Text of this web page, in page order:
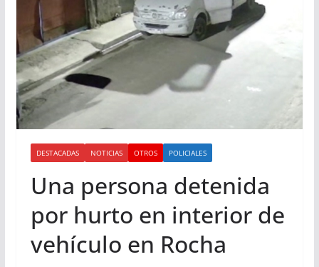
DESTACADAS NOTICIAS OTROS POLICIALES
Una persona detenida
por hurto en interior de
vehículo en Rocha